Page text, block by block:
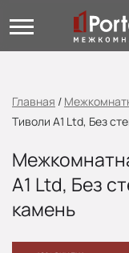
Главная /
Тиволи A1 Ltd, Без
A1 Ltd, Без
камень